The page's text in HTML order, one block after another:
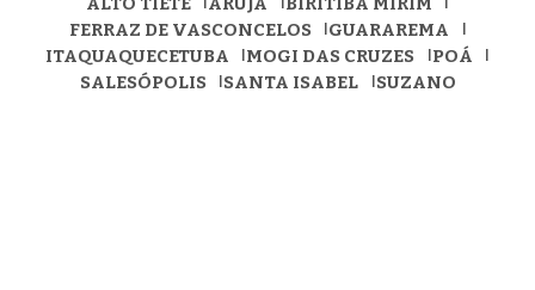
FERRAZ DE VASCONCELOS
GUARAREMA
ITAQUAQUECETUBA
MOGI DAS CRUZES
POÁ
SALESÓPOLIS
SANTA ISABEL SUZANO